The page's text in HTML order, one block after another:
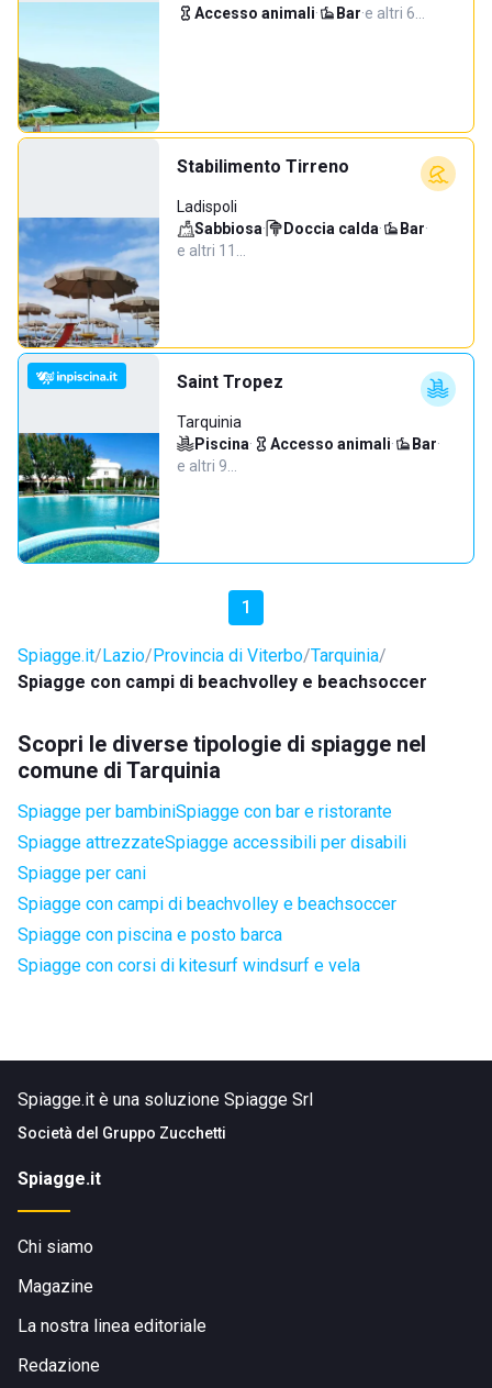
Accesso animali· Bar·e altri 6…
Stabilimento Tirreno
Ladispoli
Sabbiosa· Doccia calda· Bar·
e altri 11…
Saint Tropez
Tarquinia
Piscina· Accesso animali· Bar·
e altri 9…
1
Spiagge.it Lazio Provincia di Viterbo Tarquinia
Spiagge con campi di beachvolley e beachsoccer
Scopri le diverse tipologie di spiagge nel
comune di Tarquinia
Spiagge per bambiniSpiagge con bar e ristorante
Spiagge attrezzateSpiagge accessibili per disabili
Spiagge per cani
Spiagge con campi di beachvolley e beachsoccer
Spiagge con piscina e posto barca
Spiagge con corsi di kitesurf windsurf e vela
Spiagge.it è una soluzione Spiagge Srl
Società del Gruppo Zucchetti
Spiagge.it
Chi siamo
Magazine
La nostra linea editoriale
Redazione